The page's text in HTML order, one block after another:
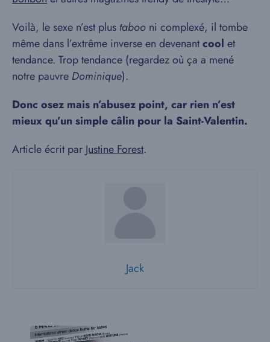
Voilà, le sexe n’est plus taboo ni complexé, il tombe
même dans l’extrême inverse en devenantcool et
tendance. Trop tendance (regardez où ça a mené
notre pauvre Dominique).
Donc osez mais n’abusez point, car rien n’est
mieux qu’un simple câlin pour la Saint-Valentin.
Article écrit par Justine Forest.
Jack